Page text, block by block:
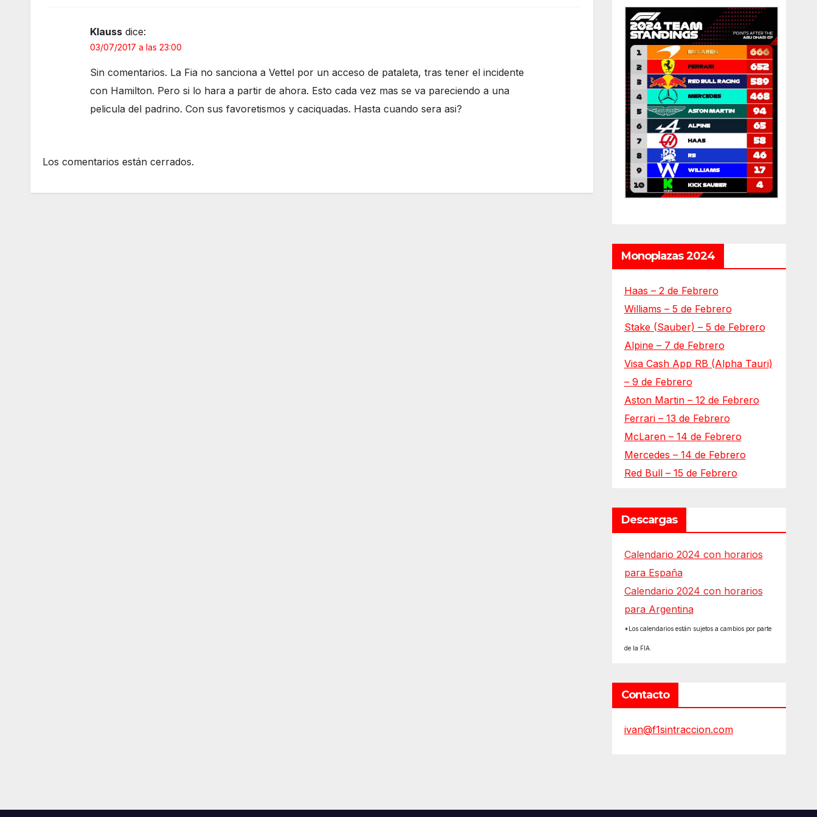
Klauss dice:
03/07/2017 a las 23:00
Sin comentarios. La Fia no sanciona a Vettel por un acceso de pataleta, tras tener el incidente
con Hamilton. Pero si lo hara a partir de ahora. Esto cada vez mas se va pareciendo a una
pelicula del padrino. Con sus favoretismos y caciquadas. Hasta cuando sera asi?
Los comentarios están cerrados.
Monoplazas 2024
Haas – 2 de Febrero
Williams – 5 de Febrero
Stake (Sauber) – 5 de Febrero
Alpine – 7 de Febrero
Visa Cash App RB (Alpha Tauri)
– 9 de Febrero
Aston Martin – 12 de Febrero
Ferrari – 13 de Febrero
McLaren – 14 de Febrero
Mercedes – 14 de Febrero
Red Bull – 15 de Febrero
Descargas
Calendario 2024 con horarios
para España
Calendario 2024 con horarios
para Argentina
*Los calendarios están sujetos a cambios por parte
de la FIA.
Contacto
ivan@f1sintraccion.com